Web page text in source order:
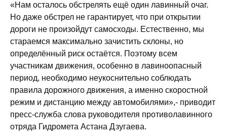
«Нам осталось обстрелять ещё один лавинный очаг.
Но даже обстрел не гарантирует, что при открытии
дороги не произойдут самосходы. Естественно, мы
стараемся максимально зачистить склоны, но
определённый риск остаётся. Поэтому всем
участникам движения, особенно в лавиноопасный
период, необходимо неукоснительно соблюдать
правила дорожного движения, а именно скоростной
режим и дистанцию между автомобилями»,- приводит
пресс-служба слова руководителя противолавинного
отряда Гидромета Астана Дзугаева.